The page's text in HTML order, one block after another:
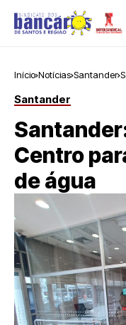
Início Notícias Santander
Santander
Centro
de água